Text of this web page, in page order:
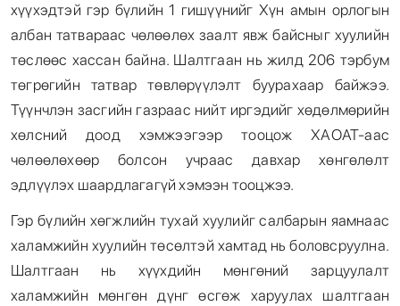
хүүхэдтэй гэр бүлийн 1 гишүүнийг Хүн амын орлогын
албан татвараас чөлөөлөх заалт явж байсныг хуулийн
төслөөс хассан байна. Шалтгаан нь жилд 206 тэрбум
төгрөгийн татвар төвлөрүүлэлт буурахаар байжээ.
Түүнчлэн засгийн газраас нийт иргэдийг хөдөлмөрийн
хөлсний доод хэмжээгээр тооцож ХАОАТ-аас
чөлөөлөхөөр болсон учраас давхар хөнгөлөлт
эдлүүлэх шаардлагагүй хэмээн тооцжээ.
Гэр бүлийн хөгжлийн тухай хуулийг салбарын яамнаас
халамжийн хуулийн төсөлтэй хамтад нь боловсруулна.
Шалтгаан нь хүүхдийн мөнгөний зарцуулалт
халамжийн мөнгөн дүнг өсгөж харуулах шалтгаан